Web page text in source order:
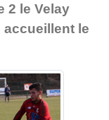
2 le Velay
accueillent le